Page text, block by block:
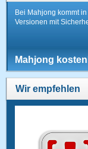
Bei Mahjong kommt
Versionen mit
Mahjong
Wir empfehlen